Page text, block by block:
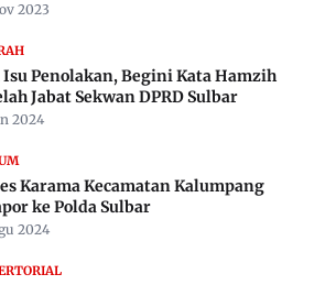
2023
Isu Penolakan, Begini Kata Hamzih
Jabat Sekwan DPRD Sulbar
2024
Karama Kecamatan Kalumpang
ke Polda Sulbar
2024